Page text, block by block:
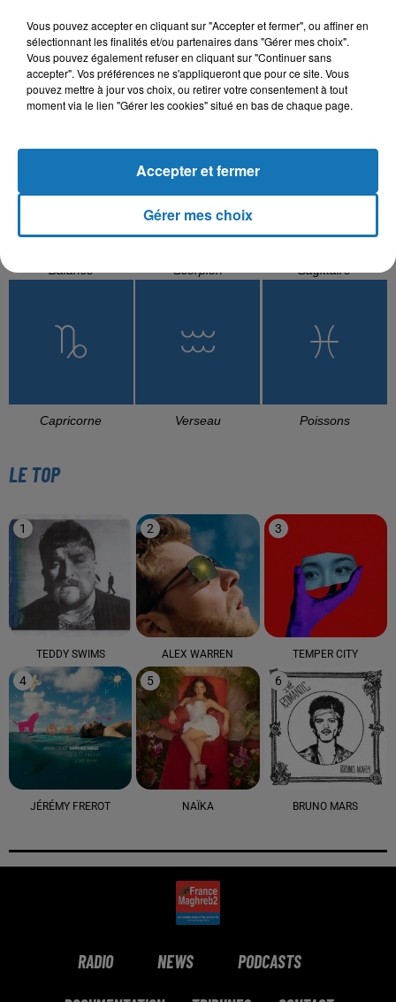
Balance Scorpion Sagittaire
Capricorne Verseau Poissons
LE TOP
1
TEDDY SWIMS
2
ALEX WARREN
3
TEMPER CITY
4
JÉRÉMY FREROT
5
NAÏKA
6
BRUNO MARS
RADIO NEWS PODCASTS
Vous pouvez accepter en cliquant sur "Accepter et fermer", ou affiner en
sélectionnant les finalités et/ou partenaires dans "Gérer mes choix".
Vous pouvez également refuser en cliquant sur "Continuer sans
accepter". Vos préférences ne s'appliqueront que pour ce site. Vous
pouvez mettre à jour vos choix, ou retirer votre consentement à tout
moment via le lien "Gérer les cookies" situé en bas de chaque page.
Gérer mes choix
Accepter et fermer